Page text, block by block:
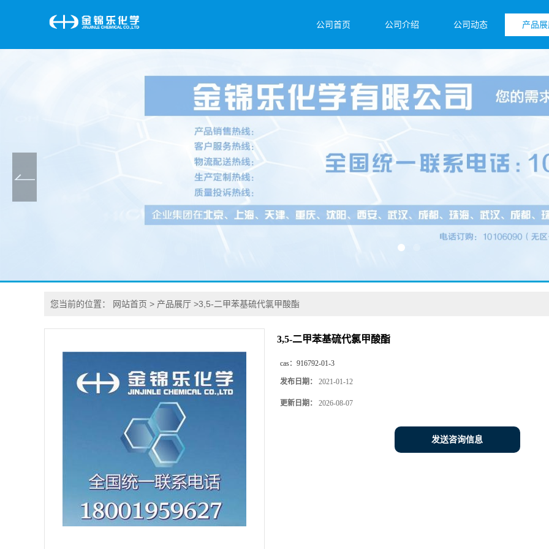
公司首页 公司介绍 公司动态 产品
您当前的位置： 网站首页 > 产品展厅 >3,5-二甲苯基硫代氯甲酸酯
3,5-二甲苯基硫代氯甲酸酯
cas： 916792-01-3
发布日期： 2021-01-12
更新日期： 2026-08-07
发送咨询信息